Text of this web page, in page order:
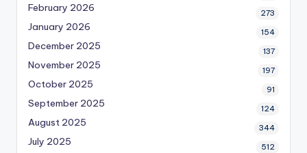
February 2026 273
January 2026 154
December 2025 137
November 2025 197
October 2025 91
September 2025 124
August 2025 344
July 2025 512